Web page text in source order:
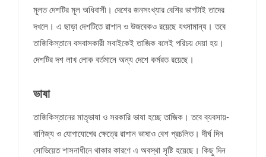
মূলত দেশটির মূল অধিবাসী। দেশের জনসংখ্যার বেশির ভাগটাই তাদের
দখলে। এ ছাড়া দেশটিতে রাশান ও উজবেকও রয়েছে যৎসামান্য। তবে
তাজিকিস্তানে বসবাসকারী সবাইকেই তাজিক বলেই পরিচয় দেয়া হয়।
দেশটির দশ লাখ লোক বর্তমানে অন্য দেশে কর্মরত রয়েছে।
ভাষা
তাজিকিস্তানের মাতৃভাষা ও সরকারি ভাষা হচ্ছে তাজিক। তবে ব্যবসায়-
বাণিজ্য ও যোগাযোগের ক্ষেত্রে রাশান ভাষাও বেশ প্রচলিত। দীর্ঘ দিন
সোভিয়েত শাসনাধীনে থাকার কারণে এ অবস্থা সৃষ্টি হয়েছে। কিছু দিন